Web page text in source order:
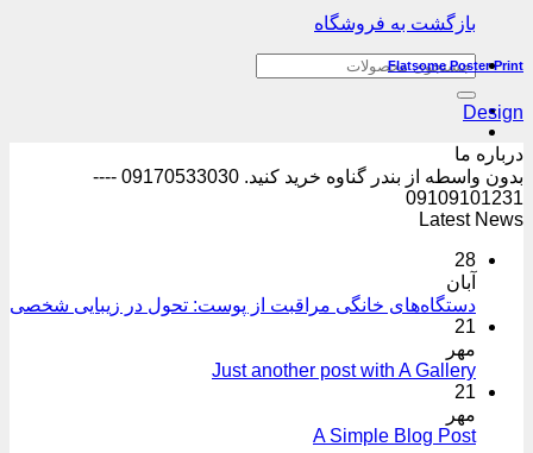
بازگشت به فروشگاه
جستجو
Flatsome Poster Print
Design
درباره ما
بدون واسطه از بندر گناوه خرید کنید. 09170533030 ----
09109101231
Latest News
28
آبان
دستگاه‌های خانگی مراقبت از پوست: تحول در زیبایی شخصی
21
مهر
Just another post with A Gallery
21
مهر
A Simple Blog Post